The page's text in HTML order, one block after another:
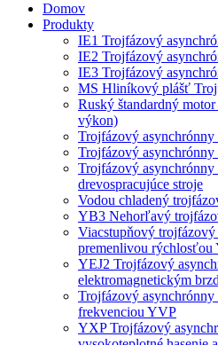
Domov
Produkty
IE1 Trojfázový
IE2 Trojfázový
IE3 Trojfázový
MS Hliníkový plášť
Ruský štandardný
výkon)
Trojfázový
Trojfázový asynchrónny
Trojfázový asynchrónny
drevospracujúce stroje
Vodou chladený
YB3 Nehorľavý
Viacstupňový
premenlivou rýchlosťou
YEJ2 Trojfázový
elektromagnetickým
Trojfázový
frekvenciou YVP
YXP Trojfázový